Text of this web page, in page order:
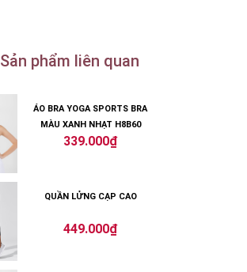
Sản phẩm liên quan
ÁO BRA YOGA SPORTS BRA
MÀU XANH NHẠT H8B60
339.000₫
QUẦN LỬNG CẠP CAO
449.000₫